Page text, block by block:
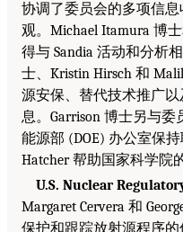
协调了委员会的多项信息
观。Michael Itamura 博
得与 Sandia 活动和分析
士、Kristin Hirsch 和
源安保、替代技术推广
息。Garrison 博士另与委
能源部 (DOE) 办公室保
Hatcher 帮助国家科学院
U.S. Nuclear
Margaret Cervera 和
保护和跟踪放射源程序的